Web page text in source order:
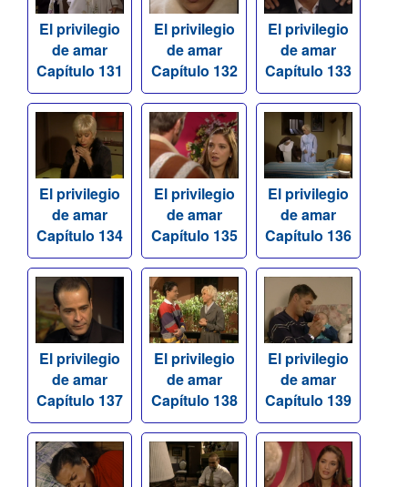
El privilegio
de amar
Capítulo 131
El privilegio
de amar
Capítulo 132
El privilegio
de amar
Capítulo 133
El privilegio
de amar
Capítulo 134
El privilegio
de amar
Capítulo 135
El privilegio
de amar
Capítulo 136
El privilegio
de amar
Capítulo 137
El privilegio
de amar
Capítulo 138
El privilegio
de amar
Capítulo 139